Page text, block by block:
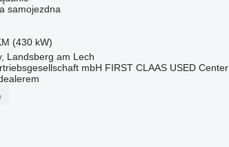
samojezdna
(430 kW)
Landsberg am Lech
mbH FIRST CLAAS USED Center